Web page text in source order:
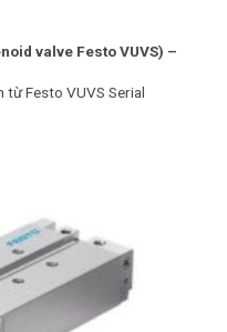
valve Festo VUVS) –
từ Festo VUVS Serial